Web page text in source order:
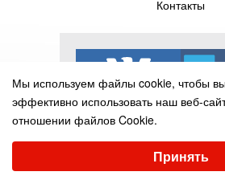
Контакты
Мы используем файлы cookie, чтобы
эффективно использовать наш веб-
отношении файлов Cookie.
Принять